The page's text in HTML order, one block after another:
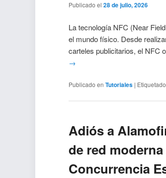
Publicado el28 de julio, 2026
La tecnología NFC (Near
el mundo físico. Desde
carteles publicitarios, el NFC
→
Publicado en Tutoriales | Etiquetado
Adiós a
de red
Concurrencia